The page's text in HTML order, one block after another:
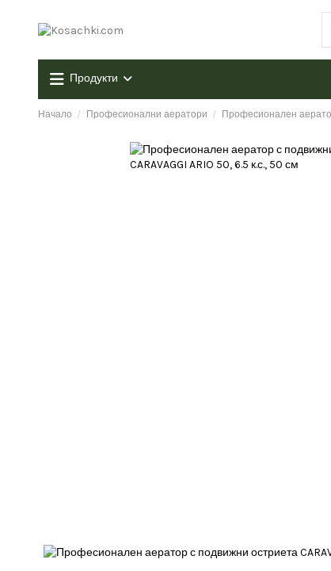
Продукти
Начало Професионални аератори Професионален